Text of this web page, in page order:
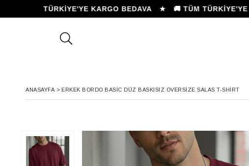
TÜRKİYE'YE KARGO BEDAVA ★🚚 TÜM TÜRKİYE'YE
ANASAYFA > ERKEK BORDO BASIC DÜZ BASKISIZ OVERSIZE SALAS T-SHIRT